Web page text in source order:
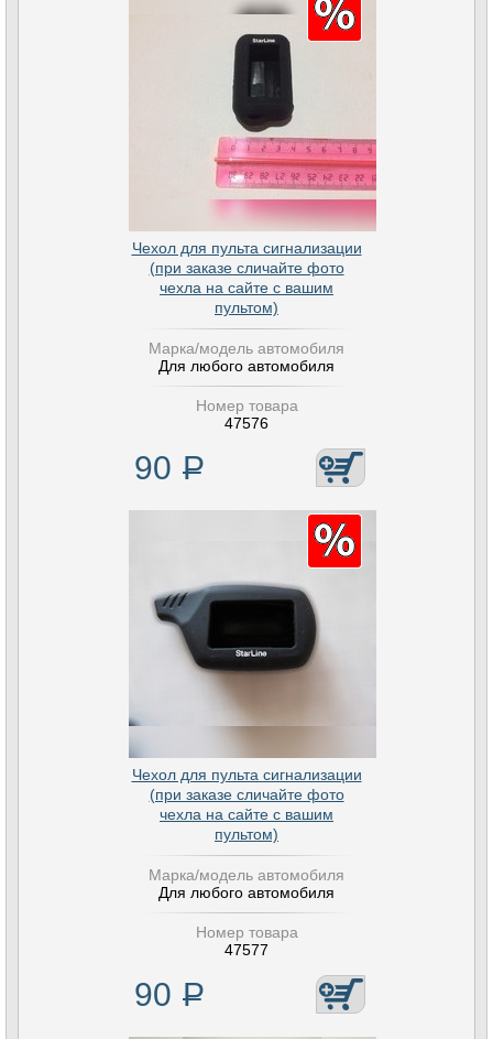
Чехол для пульта сигнализации
(при заказе сличайте фото
чехла на сайте с вашим
пультом)
Марка/модель автомобиля
Для любого автомобиля
Номер товара
47576
90 Р
Чехол для пульта сигнализации
(при заказе сличайте фото
чехла на сайте с вашим
пультом)
Марка/модель автомобиля
Для любого автомобиля
Номер товара
47577
90 Р